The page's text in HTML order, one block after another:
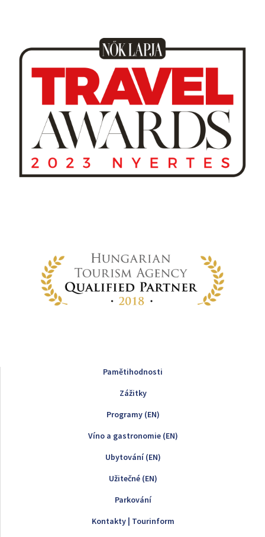
Pamětihodnosti
Zážitky
Programy (EN)
Víno a gastronomie (EN)
Ubytování (EN)
Užitečné (EN)
Parkování
Kontakty | Tourinform